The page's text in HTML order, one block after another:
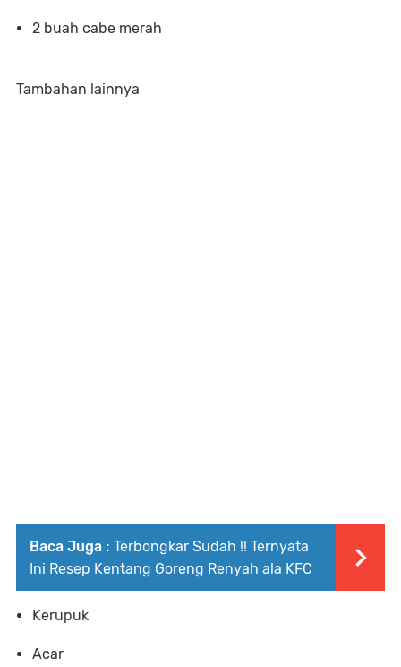
2 buah cabe merah
Tambahan lainnya
Baca Juga : Terbongkar Sudah !! Ternyata
Ini Resep Kentang Goreng Renyah ala KFC
Kerupuk
Acar